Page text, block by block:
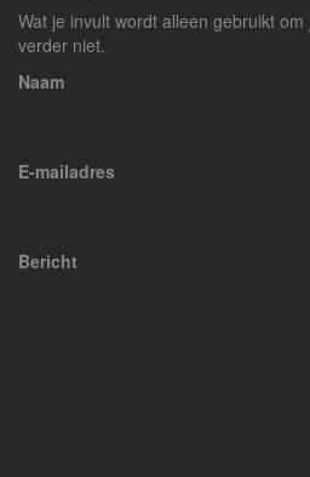
Wat je invult wordt alleen gebruikt
verder niet.
Naam
E-mailadres
Bericht